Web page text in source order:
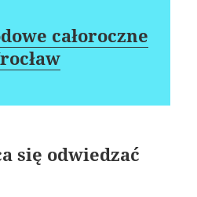
całoroczne
się odwiedzać